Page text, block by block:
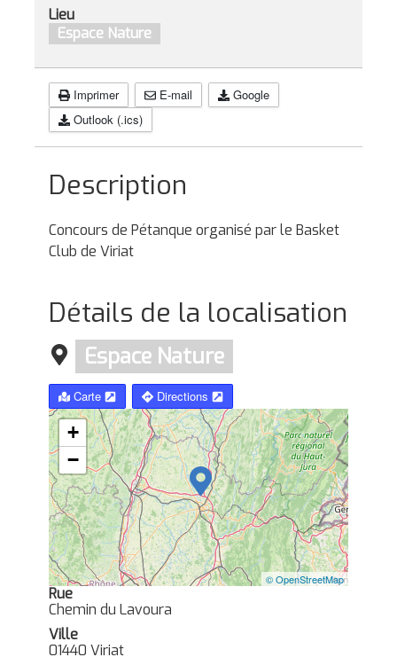
Lieu
Espace Nature
Imprimer E-mail
Google
Outlook (.ics)
Description
Concours de Pétanque organisé par le Basket
Club de Viriat
Détails de la localisation
Espace Nature
Carte Directions
+
−
© OpenStreetMap
Rue
Chemin du Lavoura
Ville
01440 Viriat